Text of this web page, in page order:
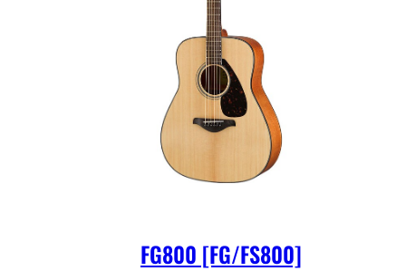
FG800 [FG/FS800]